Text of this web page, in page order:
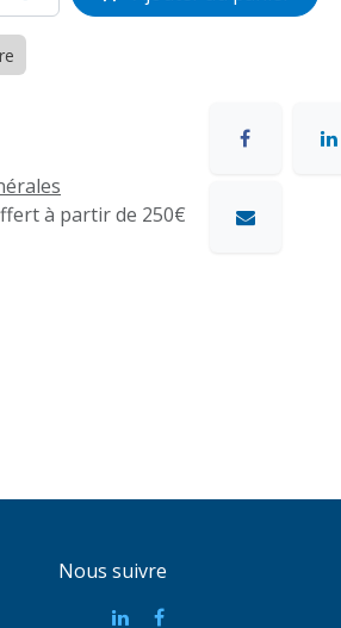
à partir de 250€
Nous suivre